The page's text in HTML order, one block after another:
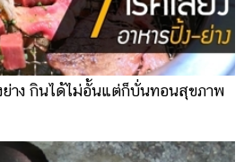
ย่าง กินได้ไม่อั้นแต่ก็บั่นทอนสุขภาพ